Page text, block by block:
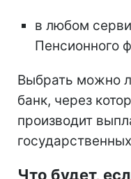
в любом
Пенсионного
Выбрать можно
банк, через
производит
Что будет,